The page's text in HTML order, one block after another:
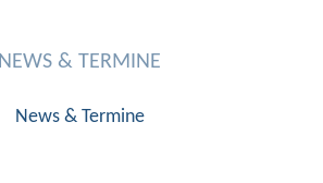
NEWS & TERMINE
News & Termine